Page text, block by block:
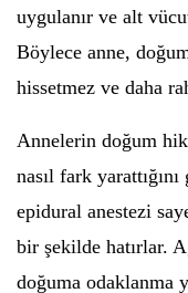
uygulanır ve alt
Böylece anne,
hissetmez ve daha
Annelerin doğum
nasıl fark
epidural anestezi
bir şekilde hatırlar.
doğuma odaklanma